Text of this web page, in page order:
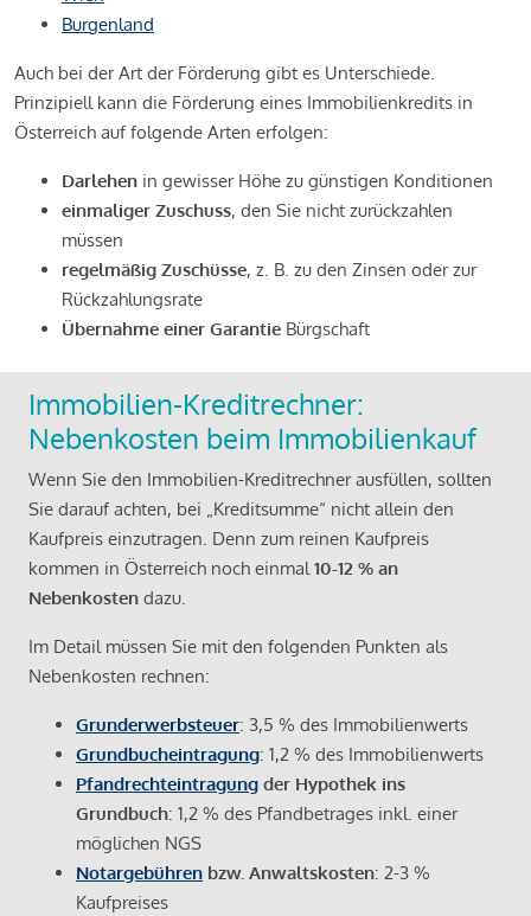
Burgenland
Auch bei der Art der Förderung gibt es Unterschiede.
Prinzipiell kann die Förderung eines Immobilienkredits in
Österreich auf folgende Arten erfolgen:
Darlehen in gewisser Höhe zu günstigen Konditionen
einmaliger Zuschuss, den Sie nicht zurückzahlen
müssen
regelmäßig Zuschüsse, z. B. zu den Zinsen oder zur
Rückzahlungsrate
Übernahme einer Garantie Bürgschaft
Immobilien-Kreditrechner:
Nebenkosten beim Immobilienkauf
Wenn Sie den Immobilien-Kreditrechner ausfüllen, sollten
Sie darauf achten, bei „Kreditsumme“ nicht allein den
Kaufpreis einzutragen. Denn zum reinen Kaufpreis
kommen in Österreich noch einmal10-12 % an
Nebenkosten dazu.
Im Detail müssen Sie mit den folgenden Punkten als
Nebenkosten rechnen:
Grunderwerbsteuer: 3,5 % des Immobilienwerts
Grundbucheintragung: 1,2 % des Immobilienwerts
Pfandrechteintragung der Hypothek ins
Grundbuch: 1,2 % des Pfandbetrages inkl. einer
möglichen NGS
Notargebühren bzw. Anwaltskosten: 2-3 %
Kaufpreises